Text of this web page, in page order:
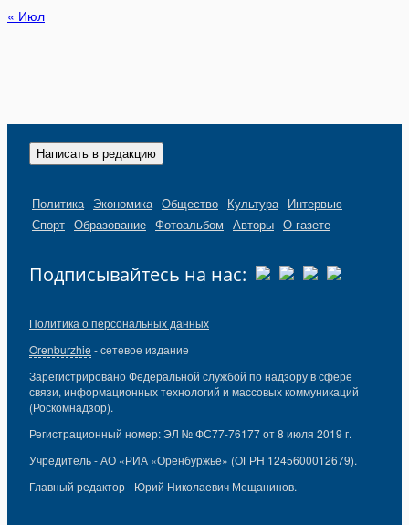
« Июл
Написать в редакцию
Политика Экономика Общество Культура Интервью
Спорт Образование Фотоальбом Авторы О газете
Подписывайтесь на нас:
Политика о персональных данных
Orenburzhie - сетевое издание
Зарегистрировано Федеральной службой по надзору в сфере
связи, информационных технологий и массовых коммуникаций
(Роскомнадзор).
Регистрационный номер: ЭЛ № ФС77-76177 от 8 июля 2019 г.
Учредитель - АО «РИА «Оренбуржье» (ОГРН 1245600012679).
Главный редактор - Юрий Николаевич Мещанинов.